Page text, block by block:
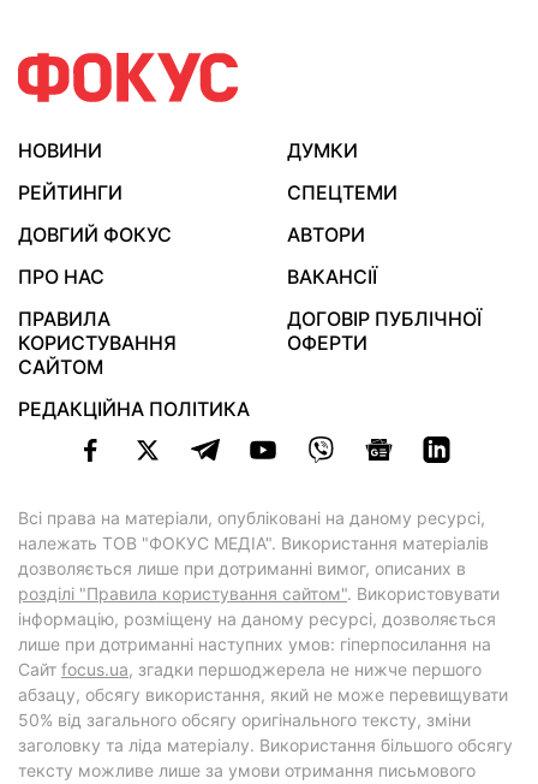
НОВИНИ
ДУМКИ
РЕЙТИНГИ
СПЕЦТЕМИ
ДОВГИЙ ФОКУС
АВТОРИ
ПРО НАС
ВАКАНСІЇ
ПРАВИЛА
КОРИСТУВАННЯ
САЙТОМ
ДОГОВІР ПУБЛІЧНОЇ
ОФЕРТИ
РЕДАКЦІЙНА ПОЛІТИКА
Всі права на матеріали, опубліковані на даному ресурсі,
належать ТОВ "ФОКУС МЕДІА". Використання матеріалів
дозволяється лише при дотриманні вимог, описаних в
розділі "Правила користування сайтом". Використовувати
інформацію, розміщену на даному ресурсі, дозволяється
лише при дотриманні наступних умов: гіперпосилання на
Cайт focus.ua, згадки першоджерела не нижче першого
абзацу, обсягу використання, який не може перевищувати
50% від загального обсягу оригінального тексту, зміни
заголовку та ліда матеріалу. Використання більшого обсягу
тексту можливе лише за умови отримання письмового